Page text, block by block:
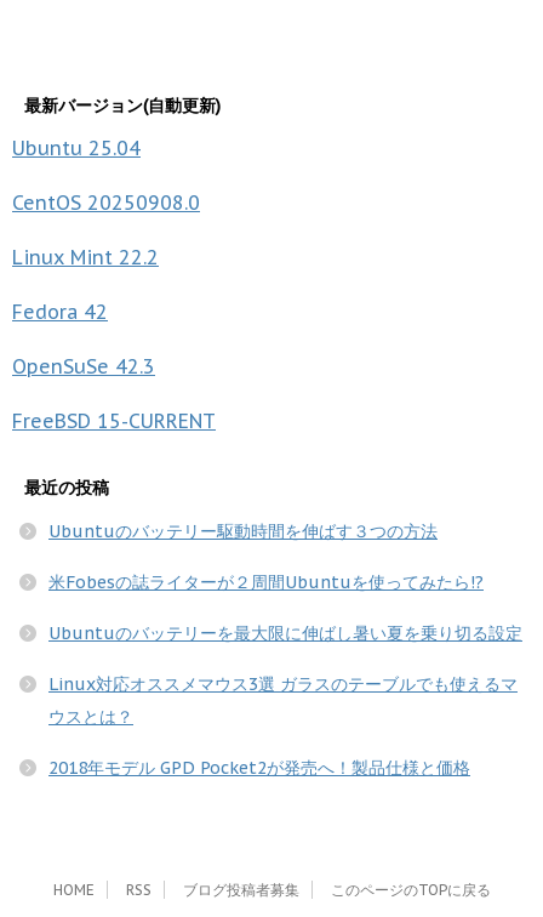
最新バージョン(自動更新)
Ubuntu 25.04
CentOS 20250908.0
Linux Mint 22.2
Fedora 42
OpenSuSe 42.3
FreeBSD 15-CURRENT
最近の投稿
Ubuntuのバッテリー駆動時間を伸ばす３つの方法
米Fobesの誌ライターが２周間Ubuntuを使ってみたら!?
Ubuntuのバッテリーを最大限に伸ばし暑い夏を乗り切る設定
Linux対応オススメマウス3選 ガラスのテーブルでも使えるマ
ウスとは？
2018年モデル GPD Pocket2が発売へ！製品仕様と価格
HOME RSS ブログ投稿者募集 このページのTOPに戻る